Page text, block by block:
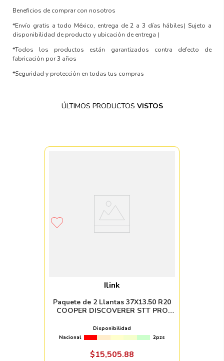
Beneficios de comprar con nosotros
*Envío gratis a todo México, entrega de 2 a 3 días hábiles( Sujeto a
disponibilidad de producto y ubicación de entrega )
*Todos los productos están garantizados contra defecto de
fabricación por 3 años
*Seguridad y protección en todas tus compras
ÚLTIMOS PRODUCTOS VISTOS
Ilink
Paquete de 2 Llantas 37X13.50 R20
COOPER DISCOVERER STT PRO
Disponibilidad
Nacional
2pzs
$15,505.88